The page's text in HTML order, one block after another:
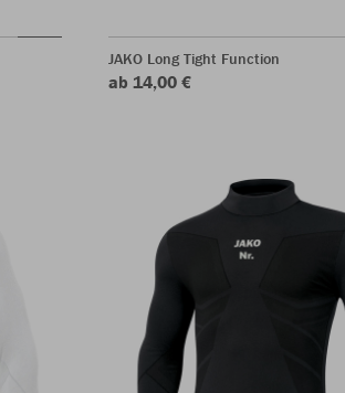
JAKO Long Tight Function
ab 14,00 €